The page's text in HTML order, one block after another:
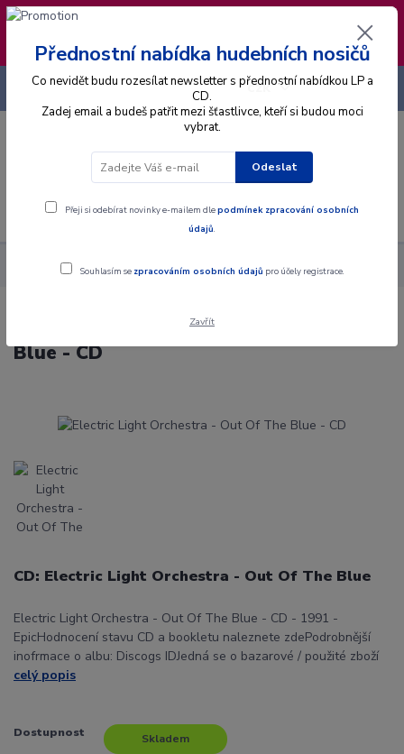
❣️ Od 4.8. do 13.8. čerpám dovolenou. Datum
expedice objednávek se posouvá na pátek
14.8.2026 🐋
Menu
CZK
+420 725 736 293
Alba CD Electric Light Orchestra - Out Of The Blue - CD
Electric Light Orchestra - Out Of The
Blue - CD
CD: Electric Light Orchestra - Out Of The Blue
Electric Light Orchestra - Out Of The Blue - CD - 1991 -
EpicHodnocení stavu CD a bookletu naleznete zdePodrobnější
inofrmace o albu: Discogs IDJedná se o bazarové / použité zboží
celý popis
Dostupnost Skladem
Přednostní nabídka hudebních nosičů
Co nevidět budu rozesílat newsletter s přednostní nabídkou LP a
CD.
Zadej email a budeš patřit mezi šťastlivce, kteří si budou moci
vybrat.
Odeslat
Přeji si odebírat novinky e-mailem dlepodmínek zpracování osobních
údajů.
Souhlasím se zpracováním osobních údajů pro účely registrace.
Zavřít